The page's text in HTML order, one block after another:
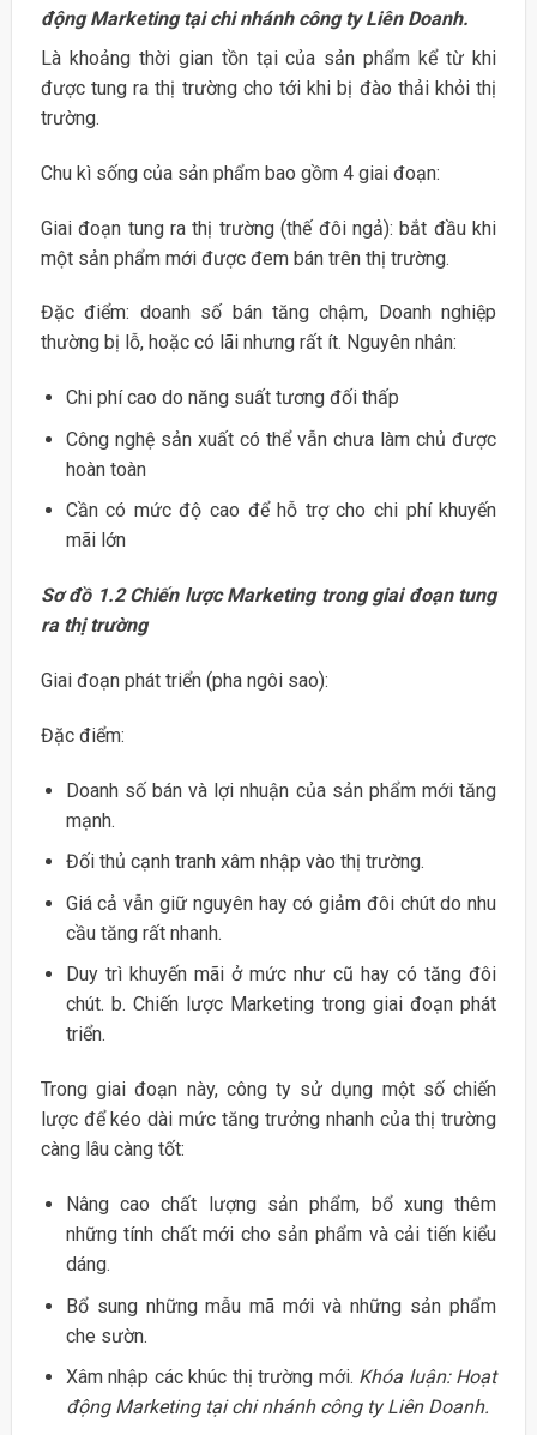
động Marketing tại chi nhánh công ty Liên Doanh.
Là khoảng thời gian tồn tại của sản phẩm kể từ khi
được tung ra thị trường cho tới khi bị đào thải khỏi thị
trường.
Chu kì sống của sản phẩm bao gồm 4 giai đoạn:
Giai đoạn tung ra thị trường (thế đôi ngả): bắt đầu khi
một sản phẩm mới được đem bán trên thị trường.
Đặc điểm: doanh số bán tăng chậm, Doanh nghiệp
thường bị lỗ, hoặc có lãi nhưng rất ít. Nguyên nhân:
Chi phí cao do năng suất tương đối thấp
Công nghệ sản xuất có thể vẫn chưa làm chủ được
hoàn toàn
Cần có mức độ cao để hỗ trợ cho chi phí khuyến
mãi lớn
Sơ đồ 1.2 Chiến lược Marketing trong giai đoạn tung
ra thị trường
Giai đoạn phát triển (pha ngôi sao):
Đặc điểm:
Doanh số bán và lợi nhuận của sản phẩm mới tăng
mạnh.
Đối thủ cạnh tranh xâm nhập vào thị trường.
Giá cả vẫn giữ nguyên hay có giảm đôi chút do nhu
cầu tăng rất nhanh.
Duy trì khuyến mãi ở mức như cũ hay có tăng đôi
chút. b. Chiến lược Marketing trong giai đoạn phát
triển.
Trong giai đoạn này, công ty sử dụng một số chiến
lược để kéo dài mức tăng trưởng nhanh của thị trường
càng lâu càng tốt:
Nâng cao chất lượng sản phẩm, bổ xung thêm
những tính chất mới cho sản phẩm và cải tiến kiểu
dáng.
Bổ sung những mẫu mã mới và những sản phẩm
che sườn.
Xâm nhập các khúc thị trường mới. Khóa luận: Hoạt
động Marketing tại chi nhánh công ty Liên Doanh.